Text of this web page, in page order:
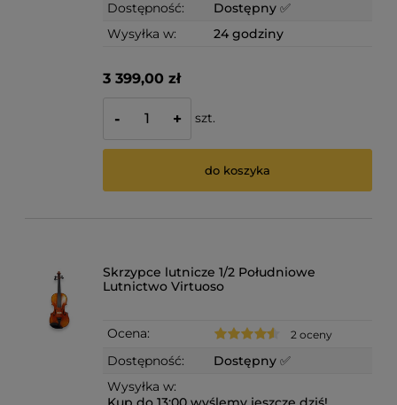
Dostępność:
Dostępny ✅
Wysyłka w:
24 godziny
3 399,00 zł
- + szt.
do koszyka
Skrzypce lutnicze 1/2 Południowe
Lutnictwo Virtuoso
Ocena: 2 oceny
Dostępność:
Dostępny ✅
Wysyłka w: